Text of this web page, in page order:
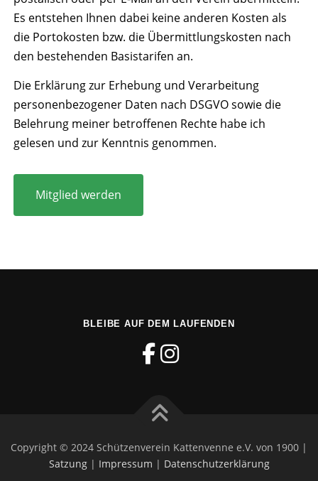
Es entstehen Ihnen dabei keine anderen Kosten als
die Portokosten bzw. die Übermittlungskosten nach
den bestehenden Basistarifen an.
Die Erklärung zur Erhebung und Verarbeitung
personenbezogener Daten nach DSGVO sowie die
Belehrung meiner betroffenen Rechte habe ich
gelesen und zur Kenntnis genommen.
Mitglied werden
BLEIBE AUF DEM LAUFENDEN
Copyright © 2024 Schützenverein Kattenvenne e.V. von 1900 |
Satzung| Impressum | Datenschutzerklärung